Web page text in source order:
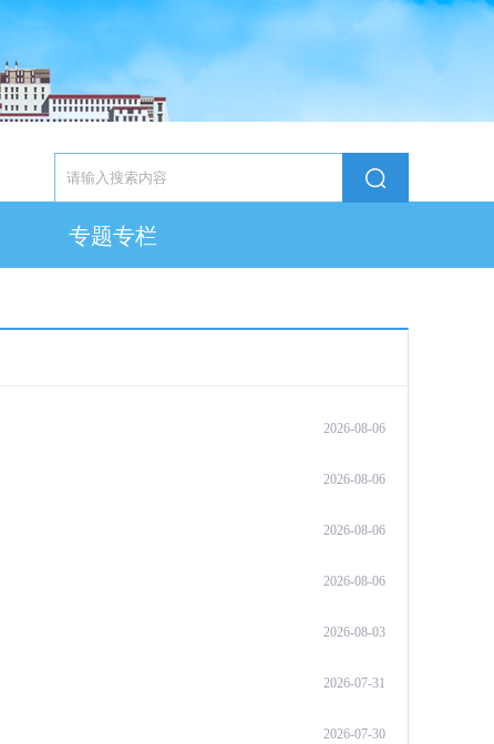
专题专栏
2026-08-06
2026-08-06
2026-08-06
2026-08-06
2026-08-03
2026-07-31
2026-07-30